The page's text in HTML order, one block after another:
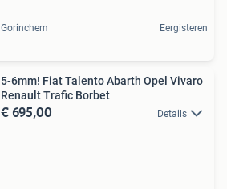
Gorinchem Eergisteren
5-6mm! Fiat Talento Abarth Opel Vivaro
Renault Trafic Borbet
€ 695,00 Details